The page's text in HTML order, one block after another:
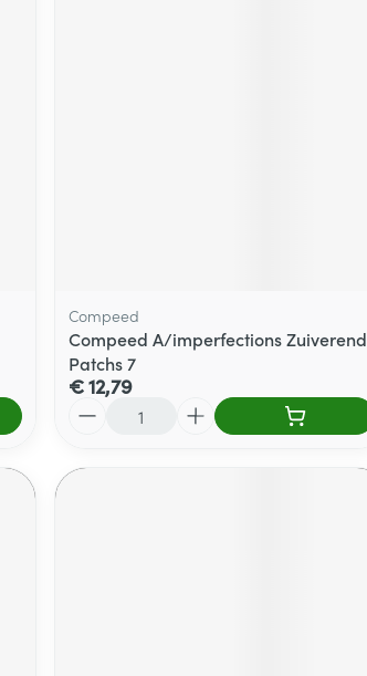
Compeed
Compeed A/imperfections Zuiverend
Patchs 7
€ 12,79